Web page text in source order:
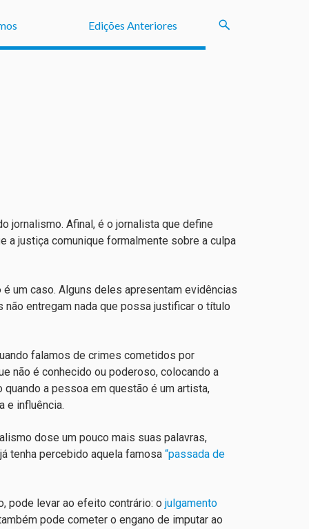
Edições Anteriores
jornalismo. Afinal, é o jornalista que define
justiça comunique formalmente sobre a culpa
um caso. Alguns deles apresentam evidências
entregam nada que possa justificar o título
falamos de crimes cometidos por
não é conhecido ou poderoso, colocando a
a pessoa em questão é um artista,
e influência.
dose um pouco mais suas palavras,
tenha percebido aquela famosa “passada de
pode levar ao efeito contrário: o julgamento
pode cometer o engano de imputar ao